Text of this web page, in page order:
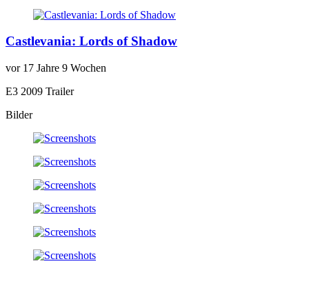
Castlevania: Lords of Shadow
vor 17 Jahre 9 Wochen
E3 2009 Trailer
Bilder